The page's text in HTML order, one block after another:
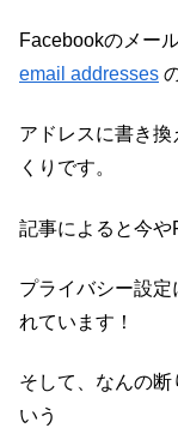
Facebookのメー
email addresses
アドレスに書き
くりです。
記事によると今
プライバシー設
れています！
そして、なんの断
いう